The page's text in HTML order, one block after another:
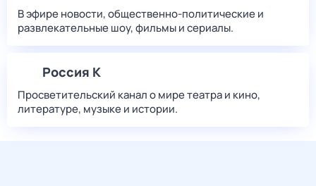
В эфире новости, общественно-политические и
развлекательные шоу, фильмы и сериалы.
Россия К
Просветительский канал о мире театра и кино,
литературе, музыке и истории.